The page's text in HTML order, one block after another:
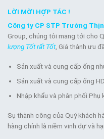
LỜI MỜI HỢP TÁC !
Công ty CP STP Trường
Group, chúng tôi mang tới cho
lượng Tốt rất Tốt, Giá thành ưu
Sản xuất và cung cấp ống
Sản xuất và cung cấp ống
Nhập khẩu và phân phối
Sụ thành công của Quý khách
hàng chính là niềm vinh dự và